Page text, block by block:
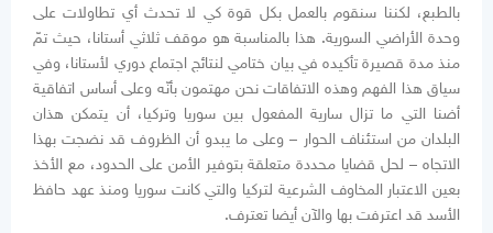
بالطبع، لكننا سنقوم بالعمل بكل قوة كي لا تحدث أي تطاولات على
وحدة الأراضي السورية. هذا بالمناسبة هو موقف ثلاثي أستانا، حيث تمّ
منذ مدة قصيرة تأكيده في بيان ختامي لنتائج اجتماع دوري لأستانا، وفي
سياق هذا الفهم وهذه الاتفاقات نحن مهتمون بأنّه وعلى أساس اتفاقية
أضنا التي ما تزال سارية المفعول بين سوريا وتركيا، أن يتمكن هذان
البلدان من استئناف الحوار – وعلى ما يبدو أن الظروف قد نضجت بهذا
الاتجاه – لحل قضايا محددة متعلقة بتوفير الأمن على الحدود، مع الأخذ
بعين الاعتبار المخاوف الشرعية لتركيا والتي كانت سوريا ومنذ عهد حافظ
الأسد قد اعترفت بها والآن أيضا تعترف.